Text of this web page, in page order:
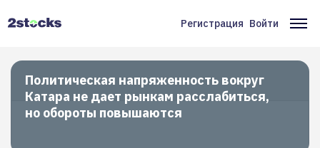
Меню
учётной
записи
пользователя
Регистрация Войти
Политическая напряженность вокруг
Катара не дает рынкам расслабиться,
но обороты повышаются